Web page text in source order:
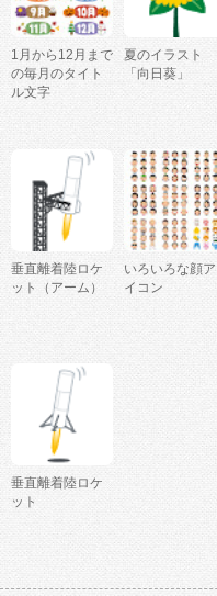
1月から12月まで
の毎月のタイト
ル文字
夏のイラスト
「向日葵」
垂直離着陸ロケ
ット（アーム）
いろいろな顔ア
イコン
垂直離着陸ロケ
ット